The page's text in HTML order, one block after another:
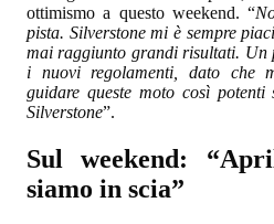
ottimismo a questo weekend. “
pista. Silverstone mi è sempre
mai raggiunto grandi risultati. Un
i nuovi regolamenti, dato che
guidare queste moto così
Silverstone”.
Sul weekend:
siamo in scia”